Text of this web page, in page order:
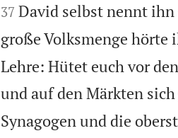
37 David selbst nennt ihn
große Volksmenge hörte
Lehre: Hütet euch vor
und auf den Märkten
Synagogen und die